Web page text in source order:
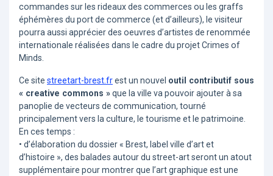
commandes sur les rideaux des commerces ou les graffs
éphémères du port de commerce (et d’ailleurs), le visiteur
pourra aussi apprécier des oeuvres d’artistes de renommée
internationale réalisées dans le cadre du projet Crimes of
Minds.
Ce site streetart-brest.frest un nouvel outil contributif sous
« creative commons »que la ville va pouvoir ajouter à sa
panoplie de vecteurs de communication, tourné
principalement vers la culture, le tourisme et le patrimoine.
En ces temps :
• d’élaboration du dossier « Brest, label ville d’art et
d’histoire », des balades autour du street-art seront un atout
supplémentaire pour montrer que l’art graphique est une